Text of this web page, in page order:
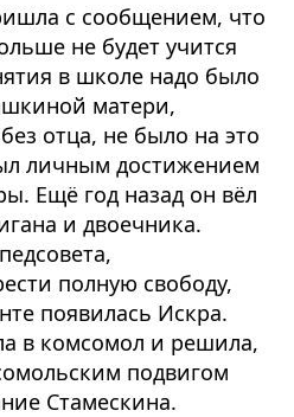
с сообщением, что
не будет учится
в школе надо было
матери,
отца, не было на это
личным достижением
Ещё год назад он вёл
и двоечника.
полную свободу,
появилась Искра.
в комсомол и решила,
подвигом
Стамескина.